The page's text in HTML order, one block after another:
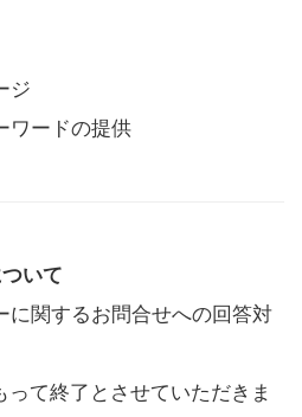
ジ
ワードの提供
いて
に関するお問合せへの回答対
って終了とさせていただきま